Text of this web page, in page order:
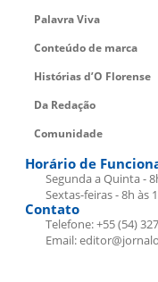
Palavra Viva
Conteúdo de marca
Histórias d’O Florense
Da Redação
Comunidade
Horário de
Segunda a Quinta -
Sextas-feiras - 8h às
Contato
Telefone: +55 (54)
Email: